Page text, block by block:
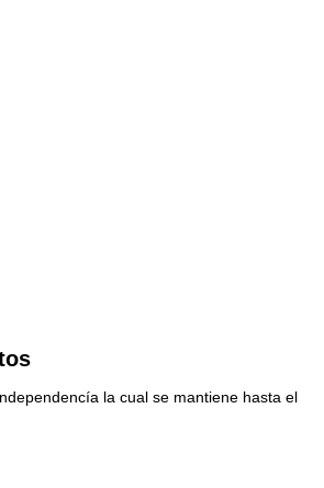
la cual se mantiene hasta el